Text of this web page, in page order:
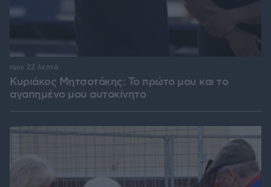
Κυριάκος Μητσοτάκης: Το πρώτο μου και το
αγαπημένο μου αυτοκίνητο
πριν 22 λεπτά